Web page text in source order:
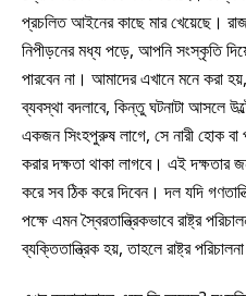
প্রচলিত আইনের কাছে মার খেয়েছে।
নিপীড়নের মধ্য পড়ে, আপনি সংস্কৃতি
পারবেন না। আমাদের এখানে মনে করা
ব্যবস্থা বদলাবে, কিন্তু ঘটনাটা আসলে
একজন সিংহপুরুষ লাগে, সে নারী হোক
করার দক্ষতা থাকা লাগবে। এই দক্ষতার
করে সব ঠিক করে দিবেন। দল যদি
পক্ষে এমন স্বৈরতান্ত্রিকভাবে রাষ্ট্র
ব্যক্তিতান্ত্রিক হয়, তাহলে রাষ্ট্র